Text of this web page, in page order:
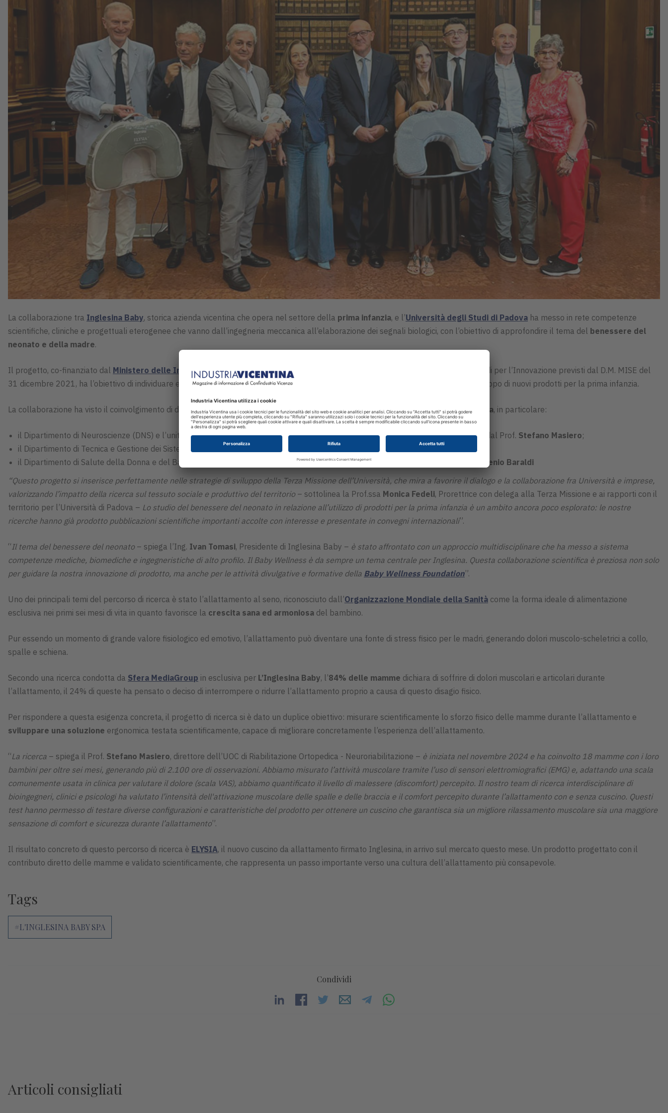
La collaborazione tra Inglesina Baby, storica azienda vicentina che opera nel settore della prima infanzia, e l’Università degli Studi di Padova ha messo in rete competenze
scientifiche, cliniche e progettuali eterogenee che vanno dall’ingegneria meccanica all’elaborazione dei segnali biologici, con l’obiettivo di approfondire il tema del benessere del
neonato e della madre.
Il progetto, co-finanziato dal Ministero delle Imprese e del Made in Italy (MIMIT) e dalla
nell’ambito degli Accordi per l’Innovazione previsti dal D.M. MISE del
31 dicembre 2021, ha l’obiettivo di individuare e caratterizzare i parametri oggettivi di benessere e tradurli in linee guida utili allo sviluppo di nuovi prodotti per la prima infanzia.
La collaborazione ha visto il coinvolgimento di diversi dipartimenti dell’Ateneopatavino e dell’Azienda Ospedale - Università Padova, in particolare:
il Dipartimento di Neuroscienze (DNS) e l’unità operativa complessa (UOC) di Riabilitazione Ortopedica-Neuroriabilitazione, diretta dal Prof. Stefano Masiero;
il Dipartimento di Tecnica e Gestione dei Sistemi Industriali (DTG) – diretto dal Prof.
Alberto Trevisani ;
il Dipartimento di Salute della Donna e del Bambino (SBD) e l’UOC di Terapia Intensiva e Patologia Neonatale, diretta dal Prof.
Eugenio Baraldi
“Questo progetto si inserisce perfettamente nelle strategie di sviluppo della Terza Missione dell’Università, che mira a favorire il dialogo e la collaborazione fra Università e imprese,
valorizzando l’impatto della ricerca sul tessuto sociale e produttivo del territorio – sottolinea la Prof.ssa Monica Fedeli, Prorettrice con delega alla Terza Missione e ai rapporti con il
territorio per l’Università di Padova – Lo studio del benessere del neonato in relazione all’utilizzo di prodotti per la prima infanzia è un ambito ancora poco esplorato: le nostre
ricerche hanno già prodotto pubblicazioni scientifiche importanti accolte con interesse e presentate in convegni internazionali”.
“ Il tema del benessere del neonato – spiega l’Ing. Ivan Tomasi, Presidente di Inglesina Baby – è stato affrontato con un approccio multidisciplinare che ha messo a sistema
competenze mediche, biomediche e ingegneristiche di alto profilo. Il Baby Wellness è da sempre un tema centrale per Inglesina. Questa collaborazione scientifica è preziosa non solo
per guidare la nostra innovazione di prodotto, ma anche per le attività divulgative e formative della Baby Wellness Foundation”.
Uno dei principali temi del percorso di ricerca è stato l’allattamento al seno, riconosciuto dall’Organizzazione Mondiale della Sanità come la forma ideale di alimentazione
esclusiva nei primi sei mesi di vita in quanto favorisce la crescita sana ed armoniosa del bambino.
Pur essendo un momento di grande valore fisiologico ed emotivo, l’allattamento può diventare una fonte di stress fisico per le madri, generando dolori muscolo-scheletrici a collo,
spalle e schiena.
Secondo una ricerca condotta da Sfera MediaGroup in esclusiva per L’Inglesina Baby, l’84% delle mamme dichiara di soffrire di dolori muscolari e articolari durante
l’allattamento, il 24% di queste ha pensato o deciso di interrompere o ridurre l’allattamento proprio a causa di questo disagio fisico.
Per rispondere a questa esigenza concreta, il progetto di ricerca si è dato un duplice obiettivo: misurare scientificamente lo sforzo fisico delle mamme durante l’allattamento e
sviluppare una soluzione ergonomica testata scientificamente, capace di migliorare concretamente l’esperienza dell’allattamento.
“La ricerca – spiega il Prof. Stefano Masiero, direttore dell’UOC di Riabilitazione Ortopedica - Neuroriabilitazione – è iniziata nel novembre 2024 e ha coinvolto 18 mamme con i loro
bambini per oltre sei mesi, generando più di 2.100 ore di osservazioni. Abbiamo misurato l’attività muscolare tramite l’uso di sensori elettromiografici (EMG) e, adattando una scala
comunemente usata in clinica per valutare il dolore (scala VAS), abbiamo quantificato il livello di malessere (discomfort) percepito. Il nostro team di ricerca interdisciplinare di
bioingegneri, clinici e psicologi ha valutato l’intensità dell'attivazione muscolare delle spalle e delle braccia e il comfort percepito durante l’allattamento con e senza cuscino. Questi
test hanno permesso di testare diverse configurazioni e caratteristiche del prodotto per ottenere un cuscino che garantisca sia un migliore rilassamento muscolare sia una maggiore
sensazione di comfort e sicurezza durante l’allattamento”.
Il risultato concreto di questo percorso di ricerca è ELYSIA, il nuovo cuscino da allattamento firmato Inglesina, in arrivo sul mercato questo mese. Un prodotto progettato con il
contributo diretto delle mamme e validato scientificamente, che rappresenta un passo importante verso una cultura dell’allattamento più consapevole.
Tags
#L'INGLESINA BABY SPA
Condividi
Articoli consigliati